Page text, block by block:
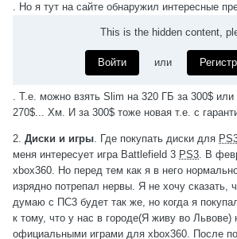
. Но я тут на сайте обнаружил интересные
This is the hidden content,
Войти или
. Т.е. можно взять Slim на 320 ГБ за 300$
270$... Хм. И за 300$ тоже новая т.е. с
2. Диски и игры. Где покупать диски для
меня интересует игра Battlefield 3 PS3. В
xbox360. Но перед тем как я в него
изрядно потрепал нервы. Я не хочу сказать,
думаю с ПС3 будет так же, но когда я
к тому, что у нас в городе(Я живу во Львове)
официальными играми для xbox360. После